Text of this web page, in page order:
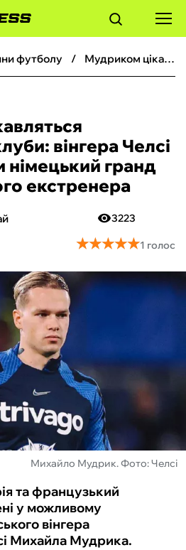
футболу Мудриком цікавляться європейські клуби: вінгера Челсі хочуть купити німецький гранд та команда його екстренера
вінгера Челсі
німецький гранд
екстренера
3223
★★★★★
★★★★★1 голос
Михайло Мудрик. Фото: Челсі
та французький
у можливому
вінгера
Михайла Мудрика.